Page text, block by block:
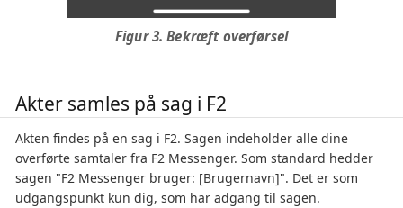
Figur 3. Bekræft overførsel
Akter samles på sag i F2
Akten findes på en sag i F2. Sagen indeholder alle dine
overførte samtaler fra F2 Messenger. Som standard hedder
sagen "F2 Messenger bruger: [Brugernavn]". Det er som
udgangspunkt kun dig, som har adgang til sagen.